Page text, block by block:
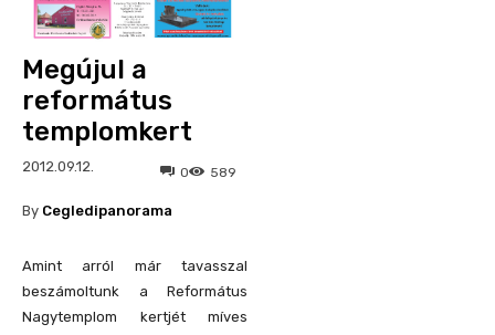
Megújul a
református
templomkert
2012.09.12. 589
0
By Cegledipanorama
Amint arról már tavasszal
beszámoltunk a Református
Nagytemplom kertjét míves